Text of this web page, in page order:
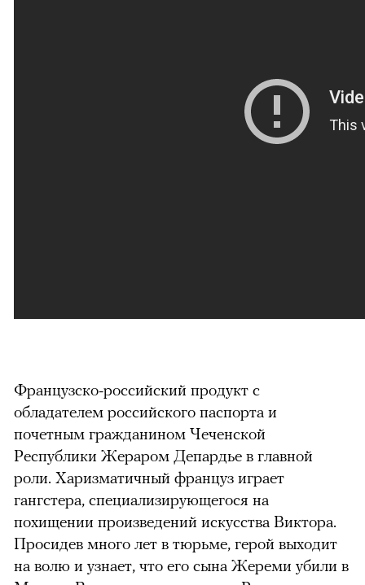
Французско-российский продукт с
обладателем российского паспорта и
почетным гражданином Чеченской
Республики Жераром Депардье в главной
роли. Харизматичный француз играет
гангстера, специализирующегося на
похищении произведений искусства Виктора.
Просидев много лет в тюрьме, герой выходит
на волю и узнает, что его сына Жереми убили в